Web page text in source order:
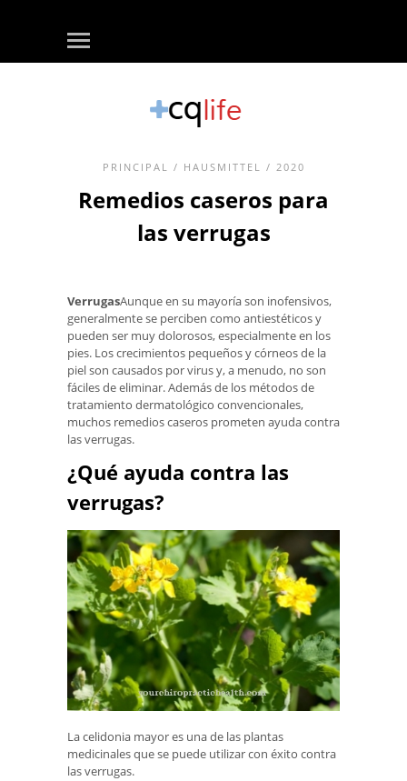
PRINCIPAL / HAUSMITTEL / 2020
Remedios caseros para
las verrugas
VerrugasAunque en su mayoría son inofensivos,
generalmente se perciben como antiestéticos y
pueden ser muy dolorosos, especialmente en los
pies. Los crecimientos pequeños y córneos de la
piel son causados ​​por virus y, a menudo, no son
fáciles de eliminar. Además de los métodos de
tratamiento dermatológico convencionales,
muchos remedios caseros prometen ayuda contra
las verrugas.
¿Qué ayuda contra las
verrugas?
La celidonia mayor es una de las plantas
medicinales que se puede utilizar con éxito contra
las verrugas.